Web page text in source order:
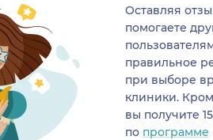
Оставляя
помогаете
правильное
при выборе
клиники.
вы получите
по программе